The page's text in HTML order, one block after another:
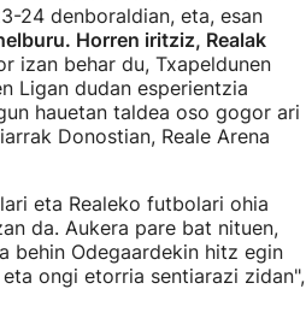
24 denboraldian, eta, esan
Horren iritziz, Realak
izan behar du, Txapeldunen
Ligan dudan esperientzia
hauetan taldea oso gogor ari
Donostian, Reale Arena
eta Realeko futbolari ohia
da. Aukera pare bat nituen,
behin Odegaardekin hitz egin
ongi etorria sentiarazi zidan",